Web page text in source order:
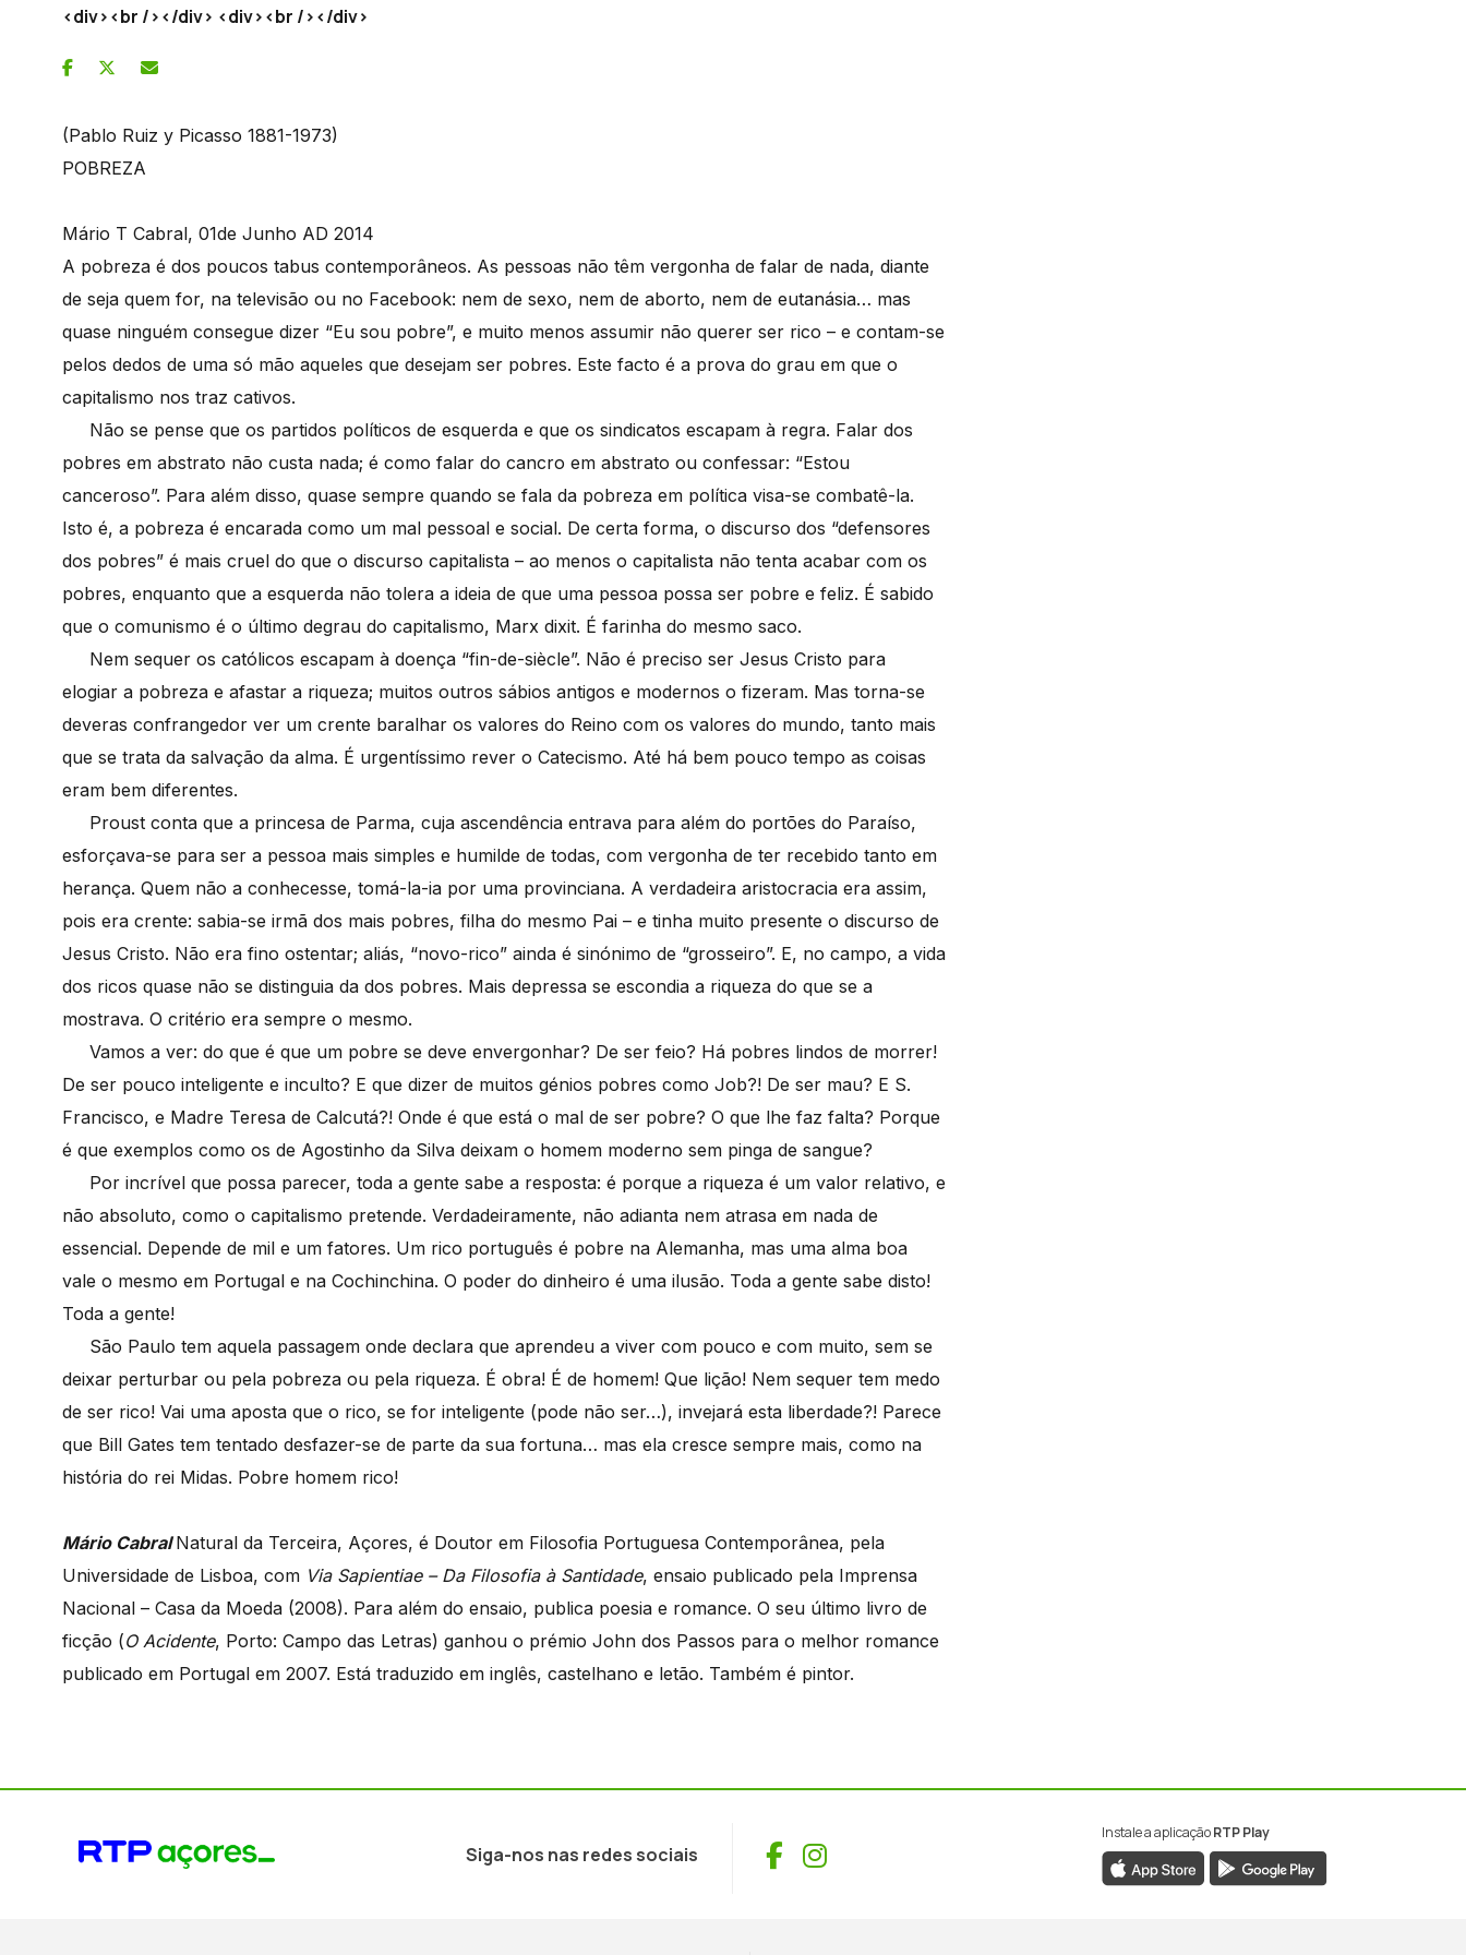
<div><br /></div> <div><br /></div>
(Pablo Ruiz y Picasso 1881-1973)
POBREZA
Mário T Cabral, 01de Junho AD 2014
A pobreza é dos poucos tabus contemporâneos. As pessoas não têm vergonha de falar de nada, diante
de seja quem for, na televisão ou no Facebook: nem de sexo, nem de aborto, nem de eutanásia… mas
quase ninguém consegue dizer “Eu sou pobre”, e muito menos assumir não querer ser rico – e contam-se
pelos dedos de uma só mão aqueles que desejam ser pobres. Este facto é a prova do grau em que o
capitalismo nos traz cativos.
Não se pense que os partidos políticos de esquerda e que os sindicatos escapam à regra. Falar dos
pobres em abstrato não custa nada; é como falar do cancro em abstrato ou confessar: “Estou
canceroso”. Para além disso, quase sempre quando se fala da pobreza em política visa-se combatê-la.
Isto é, a pobreza é encarada como um mal pessoal e social. De certa forma, o discurso dos “defensores
dos pobres” é mais cruel do que o discurso capitalista – ao menos o capitalista não tenta acabar com os
pobres, enquanto que a esquerda não tolera a ideia de que uma pessoa possa ser pobre e feliz. É sabido
que o comunismo é o último degrau do capitalismo, Marx dixit. É farinha do mesmo saco.
Nem sequer os católicos escapam à doença “fin-de-siècle”. Não é preciso ser Jesus Cristo para
elogiar a pobreza e afastar a riqueza; muitos outros sábios antigos e modernos o fizeram. Mas torna-se
deveras confrangedor ver um crente baralhar os valores do Reino com os valores do mundo, tanto mais
que se trata da salvação da alma. É urgentíssimo rever o Catecismo. Até há bem pouco tempo as coisas
eram bem diferentes.
Proust conta que a princesa de Parma, cuja ascendência entrava para além do portões do Paraíso,
esforçava-se para ser a pessoa mais simples e humilde de todas, com vergonha de ter recebido tanto em
herança. Quem não a conhecesse, tomá-la-ia por uma provinciana. A verdadeira aristocracia era assim,
pois era crente: sabia-se irmã dos mais pobres, filha do mesmo Pai – e tinha muito presente o discurso de
Jesus Cristo. Não era fino ostentar; aliás, “novo-rico” ainda é sinónimo de “grosseiro”. E, no campo, a vida
dos ricos quase não se distinguia da dos pobres. Mais depressa se escondia a riqueza do que se a
mostrava. O critério era sempre o mesmo.
Vamos a ver: do que é que um pobre se deve envergonhar? De ser feio? Há pobres lindos de morrer!
De ser pouco inteligente e inculto? E que dizer de muitos génios pobres como Job?! De ser mau? E S.
Francisco, e Madre Teresa de Calcutá?! Onde é que está o mal de ser pobre? O que lhe faz falta? Porque
é que exemplos como os de Agostinho da Silva deixam o homem moderno sem pinga de sangue?
Por incrível que possa parecer, toda a gente sabe a resposta: é porque a riqueza é um valor relativo, e
não absoluto, como o capitalismo pretende. Verdadeiramente, não adianta nem atrasa em nada de
essencial. Depende de mil e um fatores. Um rico português é pobre na Alemanha, mas uma alma boa
vale o mesmo em Portugal e na Cochinchina. O poder do dinheiro é uma ilusão. Toda a gente sabe disto!
Toda a gente!
São Paulo tem aquela passagem onde declara que aprendeu a viver com pouco e com muito, sem se
deixar perturbar ou pela pobreza ou pela riqueza. É obra! É de homem! Que lição! Nem sequer tem medo
de ser rico! Vai uma aposta que o rico, se for inteligente (pode não ser…), invejará esta liberdade?! Parece
que Bill Gates tem tentado desfazer-se de parte da sua fortuna… mas ela cresce sempre mais, como na
história do rei Midas. Pobre homem rico!
Mário CabralNatural da Terceira, Açores, é Doutor em Filosofia Portuguesa Contemporânea, pela
Universidade de Lisboa, com Via Sapientiae – Da Filosofia à Santidade, ensaio publicado pela Imprensa
Nacional – Casa da Moeda (2008). Para além do ensaio, publica poesia e romance. O seu último livro de
ficção (O Acidente, Porto: Campo das Letras) ganhou o prémio John dos Passos para o melhor romance
publicado em Portugal em 2007. Está traduzido em inglês, castelhano e letão. Também é pintor.
Siga-nos nas redes sociais Facebook
Instagram
Instale a aplicaçãoRTP Play